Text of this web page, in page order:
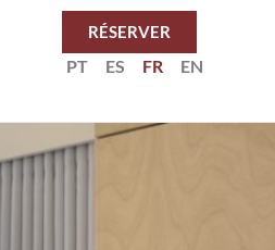
RÉSERVER
PT ES FR EN